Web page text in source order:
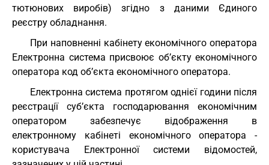
тютюнових виробів) згідно з даними Єдиного
реєстру обладнання.
При наповненні кабінету економічного оператора
Електронна система присвоює об’єкту економічного
оператора код об’єкта економічного оператора.
Електронна система протягом однієї години після
реєстрації суб’єкта господарювання економічним
оператором забезпечує відображення в
електронному кабінеті економічного оператора -
користувача Електронної системи відомостей,